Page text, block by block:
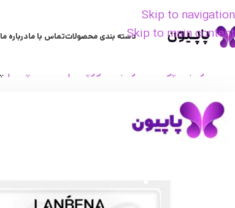
Skip to navigation
Skip to main contentدسته بندی محصولاتتماس با مادرباره ما
مراقبت پوست مراقبت دورچشم ماسک چشم